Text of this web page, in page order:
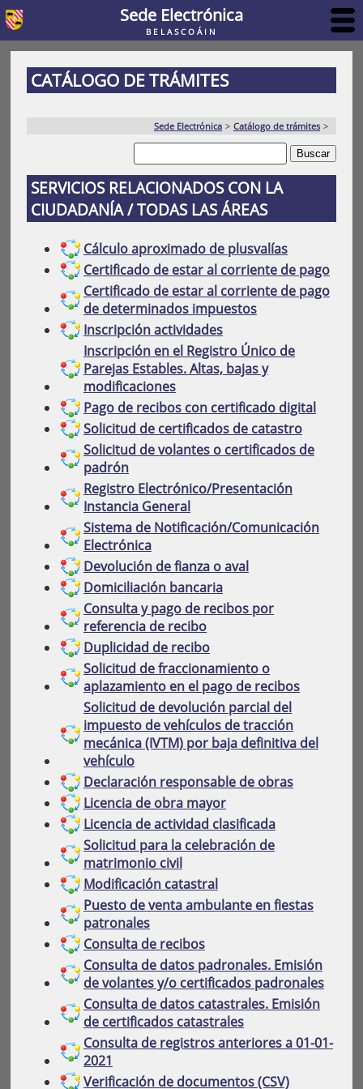
Sede Electrónica
BELASCOÁIN
CATÁLOGO DE TRÁMITES
Sede Electrónica > Catálogo de trámites >
SERVICIOS RELACIONADOS CON LA
CIUDADANÍA / TODAS LAS ÁREAS
Cálculo aproximado de plusvalías
Certificado de estar al corriente de pago
Certificado de estar al corriente de pago
de determinados impuestos
Inscripción actividades
Inscripción en el Registro Único de
Parejas Estables. Altas, bajas y
modificaciones
Pago de recibos con certificado digital
Solicitud de certificados de catastro
Solicitud de volantes o certificados de
padrón
Registro Electrónico/Presentación
Instancia General
Sistema de Notificación/Comunicación
Electrónica
Devolución de fianza o aval
Domiciliación bancaria
Consulta y pago de recibos por
referencia de recibo
Duplicidad de recibo
Solicitud de fraccionamiento o
aplazamiento en el pago de recibos
Solicitud de devolución parcial del
impuesto de vehículos de tracción
mecánica (IVTM) por baja definitiva del
vehículo
Declaración responsable de obras
Licencia de obra mayor
Licencia de actividad clasificada
Solicitud para la celebración de
matrimonio civil
Modificación catastral
Puesto de venta ambulante en fiestas
patronales
Consulta de recibos
Consulta de datos padronales. Emisión
de volantes y/o certificados padronales
Consulta de datos catastrales. Emisión
de certificados catastrales
Consulta de registros anteriores a 01-01-
2021
Verificación de documentos (CSV)